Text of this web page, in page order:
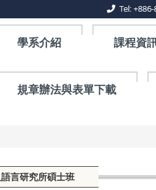
學系介紹 課程資
規章辦法與表單下載
言研究所碩士班